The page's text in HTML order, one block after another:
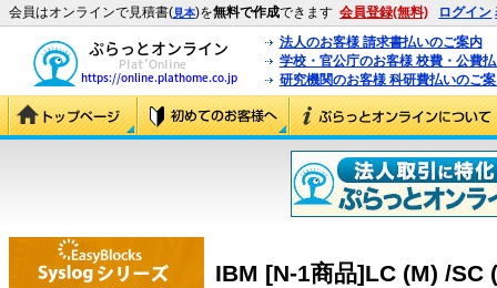
会員はオンラインで見積書(見本)を無料で作成できます 会員登録(無料) ログイン
法人のお客様 請求書払いのご案内
学校・官公庁のお客様 校費・公費
研究機関のお客様 科研費払いのご
IBM [N-1商品]LC (M) /SC